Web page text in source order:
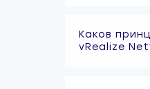
Каков
vRealize